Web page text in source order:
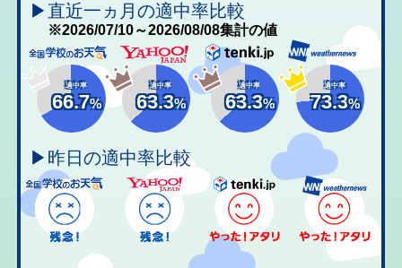
▶直近一ヵ月の適中率比較
※2026/07/10～2026/08/08集計の値
適中率
66.7%
適中率
63.3%
適中率
63.3%
適中率
73.3%
▶昨日の適中率比較